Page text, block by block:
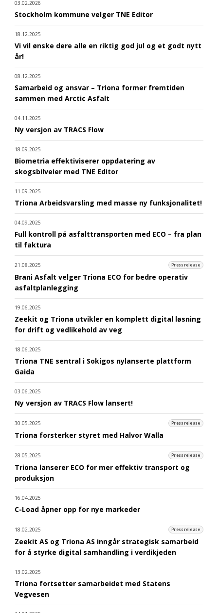
03.02.2026
Stockholm kommune velger TNE Editor
18.12.2025
Vi vil ønske dere alle en riktig god jul og et godt nytt
år!
08.12.2025
Samarbeid og ansvar – Triona former fremtiden
sammen med Arctic Asfalt
04.11.2025
Ny versjon av TRACS Flow
18.09.2025
Biometria effektiviserer oppdatering av
skogsbilveier med TNE Editor
11.09.2025
Triona Arbeidsvarsling med masse ny funksjonalitet!
04.09.2025
Full kontroll på asfalttransporten med ECO – fra plan
til faktura
21.08.2025 Pressrelease
Brani Asfalt velger Triona ECO for bedre operativ
asfaltplanlegging
19.06.2025
Zeekit og Triona utvikler en komplett digital løsning
for drift og vedlikehold av veg
18.06.2025
Triona TNE sentral i Sokigos nylanserte plattform
Gaida
03.06.2025
Ny versjon av TRACS Flow lansert!
30.05.2025 Pressrelease
Triona forsterker styret med Halvor Walla
28.05.2025 Pressrelease
Triona lanserer ECO for mer effektiv transport og
produksjon
16.04.2025
C-Load åpner opp for nye markeder
18.02.2025 Pressrelease
Zeekit AS og Triona AS inngår strategisk samarbeid
for å styrke digital samhandling i verdikjeden
13.02.2025
Triona fortsetter samarbeidet med Statens
Vegvesen